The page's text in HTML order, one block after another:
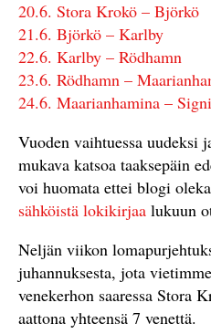
20.6. Stora Krokö – Björkö
21.6. Björkö – Karlby
22.6. Karlby – Rödhamn
23.6. Rödhamn –
24.6. Maarianhamina –
Vuoden vaihtuessa uudeksi
mukava katsoa taaksepäin
voi huomata ettei blogi
sähköistä lokikirjaa lukuun
Neljän viikon
juhannuksesta, jota
venekerhon saaressa Stora
aattona yhteensä 7 venettä.